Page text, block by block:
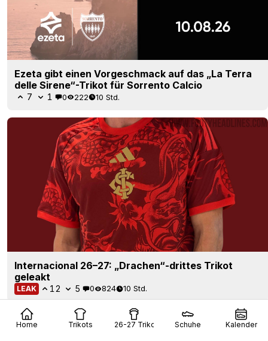
Home Trikots 26-27 Trikots Schuhe Kalender
Ezeta gibt einen Vorgeschmack auf das „La Terra
delle Sirene“-Trikot für Sorrento Calcio
7 1 0 222 10 Std.
Internacional 26–27: „Drachen“-drittes Trikot
geleakt
LEAK 12 5 0 824 10 Std.